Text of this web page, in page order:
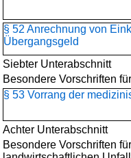
§ 52 Anrechnung von
Übergangsgeld
Siebter Unterabschnitt
Besondere Vorschriften
§ 53 Vorrang der
Achter Unterabschnitt
Besondere Vorschriften